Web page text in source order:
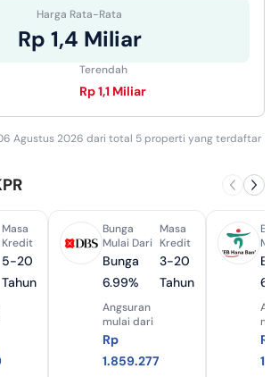
Harga Rata-Rata
Rp 1,4 Miliar
Terendah
Rp 1,1 Miliar
Agustus 2026 dari total 5 properti yang terdaftar
Masa
Kredit
5-20
Tahun
Bunga
Mulai Dari
Bunga
6.99%
Angsuran
mulai dari
Rp
1.859.277
Masa
Kredit
3-20
Tahun
Rp